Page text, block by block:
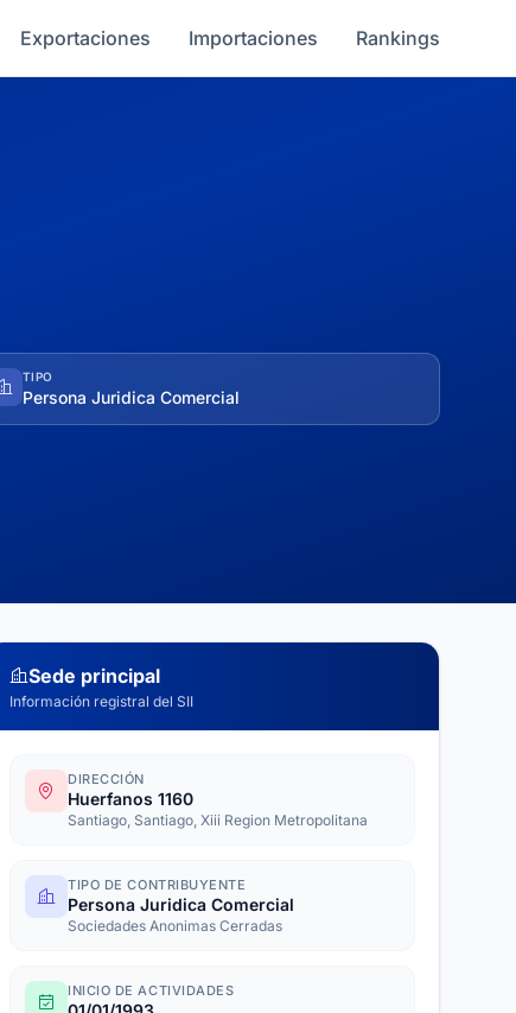
Exportaciones Importaciones Rankings
TIPO
Persona Juridica Comercial
Sede principal
Información registral del SII
DIRECCIÓN
Huerfanos 1160
Santiago, Santiago, Xiii Region Metropolitana
TIPO DE CONTRIBUYENTE
Persona Juridica Comercial
Sociedades Anonimas Cerradas
INICIO DE ACTIVIDADES